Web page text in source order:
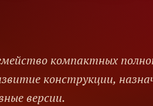
компактных
конструкции,
версии.